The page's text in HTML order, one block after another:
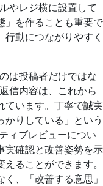
やレジ横に設置して
」を作ることも重要で
動につながりやすく
は投稿者だけではな
信内容は、これから
ています。丁寧で誠実
りしている」という
ィブレビューについ
実確認と改善姿勢を示
ることができます。
、「改善する意思」